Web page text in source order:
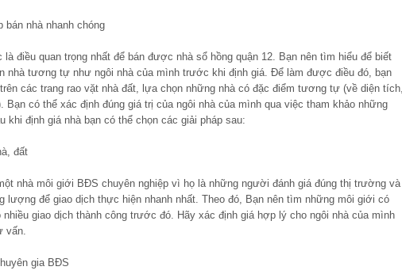
bán nhà nhanh chóng
điều quan trọng nhất để bán được nhà sổ hồng quận 12. Bạn nên tìm hiểu để biết
nhà tương tự như ngôi nhà của mình trước khi định giá. Để làm được điều đó, bạn
các trang rao vặt nhà đất, lựa chọn những nhà có đặc điểm tương tự (về diện tích,
Bạn có thể xác định đúng giá trị của ngôi nhà của mình qua việc tham khảo những
khi định giá nhà bạn có thể chọn các giải pháp sau:
đất
nhà môi giới BĐS chuyên nghiệp vì họ là những người đánh giá đúng thị trường và
lượng để giao dịch thực hiện nhanh nhất. Theo đó, Bạn nên tìm những môi giới có
nhiều giao dịch thành công trước đó. Hãy xác định giá hợp lý cho ngôi nhà của mình
vấn.
gia BĐS